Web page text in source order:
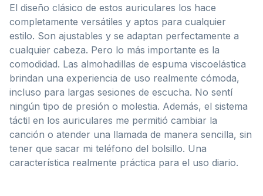
El diseño clásico de estos auriculares los hace
completamente versátiles y aptos para cualquier
estilo. Son ajustables y se adaptan perfectamente a
cualquier cabeza. Pero lo más importante es la
comodidad. Las almohadillas de espuma viscoelástica
brindan una experiencia de uso realmente cómoda,
incluso para largas sesiones de escucha. No sentí
ningún tipo de presión o molestia. Además, el sistema
táctil en los auriculares me permitió cambiar la
canción o atender una llamada de manera sencilla, sin
tener que sacar mi teléfono del bolsillo. Una
característica realmente práctica para el uso diario.